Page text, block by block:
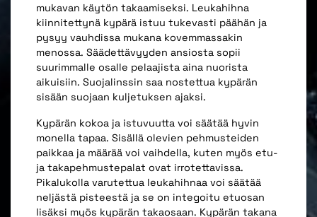
mukavan käytön takaamiseksi. Leukahihna
kiinnitettynä kypärä istuu tukevasti päähän ja
pysyy vauhdissa mukana kovemmassakin
menossa. Säädettävyyden ansiosta sopii
suurimmalle osalle pelaajista aina nuorista
aikuisiin. Suojalinssin saa nostettua kypärän
sisään suojaan kuljetuksen ajaksi.
Kypärän kokoa ja istuvuutta voi säätää hyvin
monella tapaa. Sisällä olevien pehmusteiden
paikkaa ja määrää voi vaihdella, kuten myös etu-
ja takapehmustepalat ovat irrotettavissa.
Pikalukolla varutettua leukahihnaa voi säätää
neljästä pisteestä ja se on integoitu etuosan
lisäksi myös kypärän takaosaan. Kypärän takana